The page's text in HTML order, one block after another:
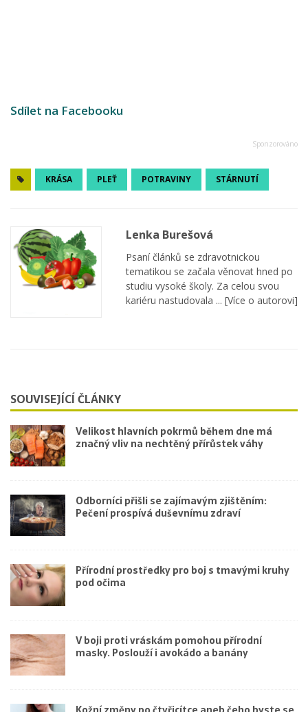
Sdílet na Facebooku
KRÁSA PLEŤ POTRAVINY STÁRNUTÍ
Lenka Burešová
Psaní článků se zdravotnickou
tematikou se začala věnovat hned po
studiu vysoké školy. Za celou svou
kariéru nastudovala ... [Více o autorovi]
SOUVISEJÍCÍ ČLÁNKY
Velikost hlavních pokrmů během dne má
značný vliv na nechtěný přírůstek váhy
Odborníci přišli se zajímavým zjištěním:
Pečení prospívá duševnímu zdraví
Přírodní prostředky pro boj s tmavými kruhy
pod očima
V boji proti vráskám pomohou přírodní
masky. Poslouží i avokádo a banány